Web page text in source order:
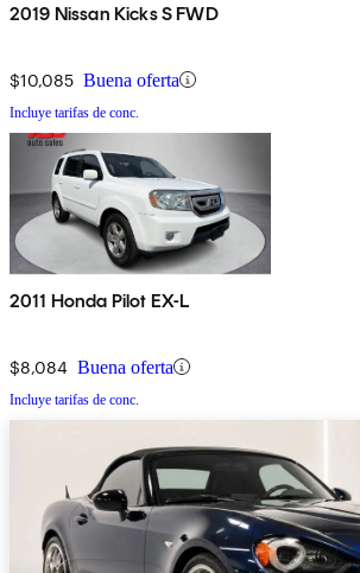
2019 Nissan Kicks S FWD
$10,085 Buena oferta
Incluye tarifas de conc.
2011 Honda Pilot EX-L
$8,084 Buena oferta
Incluye tarifas de conc.